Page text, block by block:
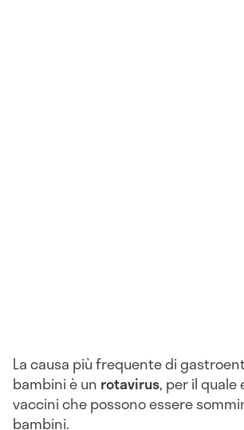
La causa più frequente di
bambini è un rotavirus, per il
vaccini che possono essere
bambini.